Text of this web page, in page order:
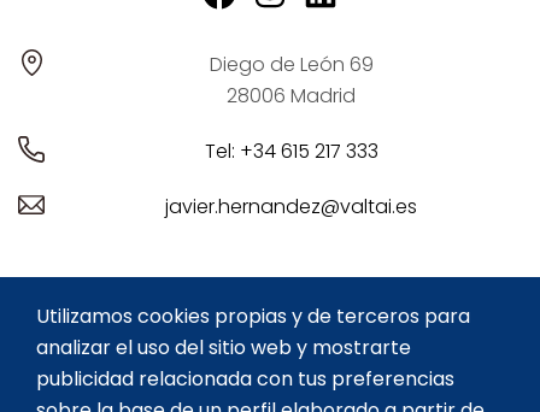
Diego de León 69
28006 Madrid
Tel: +34 615 217 333
javier.hernandez@valtai.es
FARMACIAS
PARA FARMACIAS
ASESORÍA FISCAL PARA
FARMACIAS
SOBRE MI
Utilizamos cookies propias y de terceros para
analizar el uso del sitio web y mostrarte
publicidad relacionada con tus preferencias